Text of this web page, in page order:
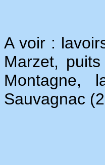
A voir :
Marzet,
Montagne,
Sauvagnac